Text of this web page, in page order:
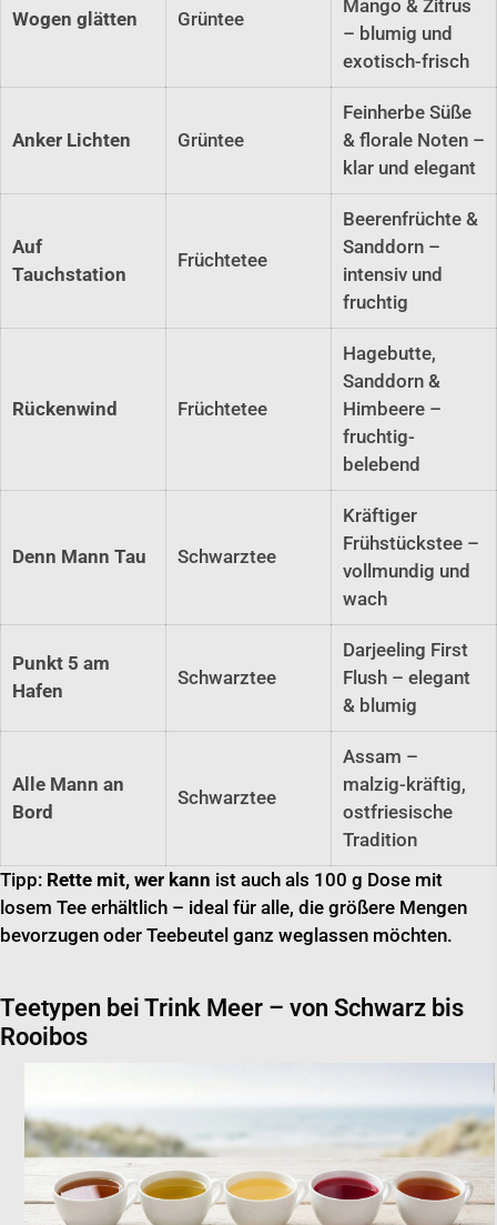
Wogen glätten Grüntee
Mango & Zitrus
– blumig und
exotisch-frisch
Anker Lichten Grüntee
Feinherbe Süße
& florale Noten –
klar und elegant
Auf
Tauchstation
Früchtetee
Beerenfrüchte &
Sanddorn –
intensiv und
fruchtig
Rückenwind Früchtetee
Hagebutte,
Sanddorn &
Himbeere –
fruchtig-
belebend
Denn Mann Tau Schwarztee
Kräftiger
Frühstückstee –
vollmundig und
wach
Punkt 5 am
Hafen
Schwarztee
Darjeeling First
Flush – elegant
& blumig
Alle Mann an
Bord
Schwarztee
Assam –
malzig-kräftig,
ostfriesische
Tradition
Tipp: Rette mit, wer kann ist auch als 100 g Dose mit
losem Tee erhältlich – ideal für alle, die größere Mengen
bevorzugen oder Teebeutel ganz weglassen möchten.
Teetypen bei Trink Meer – von Schwarz bis
Rooibos